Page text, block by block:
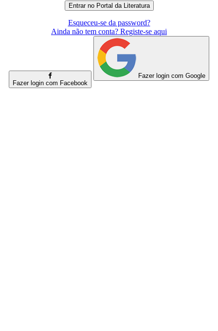
Esqueceu-se da password?
Ainda não tem conta? Registe-se aqui
Fazer login com Facebook
Fazer login com Google